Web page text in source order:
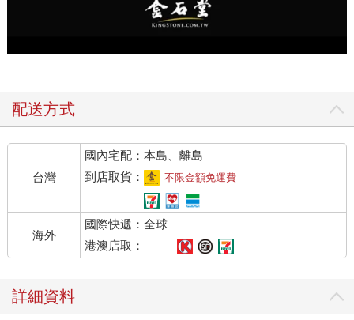
配送方式
台灣
國內宅配：本島、離島
到店取貨：
不限金額免運費
海外
國際快遞：全球
港澳店取：
詳細資料